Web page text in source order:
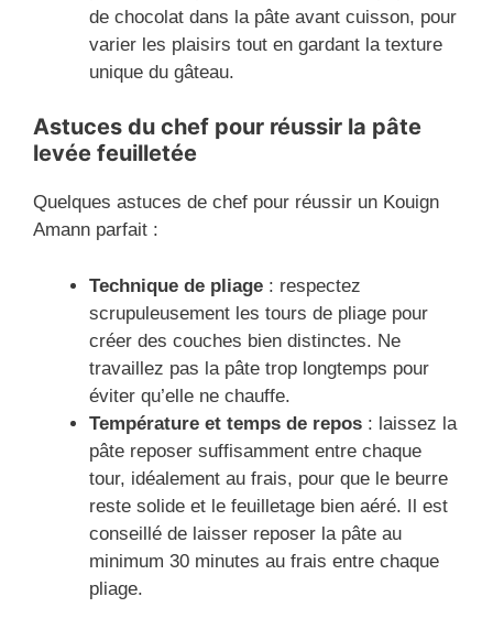
de chocolat dans la pâte avant cuisson, pour
varier les plaisirs tout en gardant la texture
unique du gâteau.
Astuces du chef pour réussir la pâte
levée feuilletée
Quelques astuces de chef pour réussir un Kouign
Amann parfait :
Technique de pliage : respectez
scrupuleusement les tours de pliage pour
créer des couches bien distinctes. Ne
travaillez pas la pâte trop longtemps pour
éviter qu’elle ne chauffe.
Température et temps de repos : laissez la
pâte reposer suffisamment entre chaque
tour, idéalement au frais, pour que le beurre
reste solide et le feuilletage bien aéré. Il est
conseillé de laisser reposer la pâte au
minimum 30 minutes au frais entre chaque
pliage.